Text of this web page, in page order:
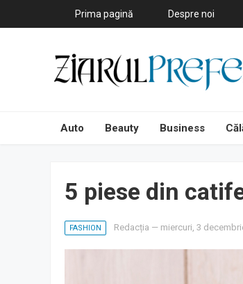
Prima pagină Despre noi
Auto Beauty Business
5 piese din
FASHION Redacția — miercuri, 3